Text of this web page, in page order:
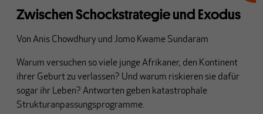
Zwischen Schockstrategie und Exodus
Von Anis Chowdhury und Jomo Kwame Sundaram
Warum versuchen so viele junge Afrikaner, den Kontinent
ihrer Geburt zu verlassen? Und warum riskieren sie dafür
sogar ihr Leben? Antworten geben katastrophale
Strukturanpassungsprogramme.